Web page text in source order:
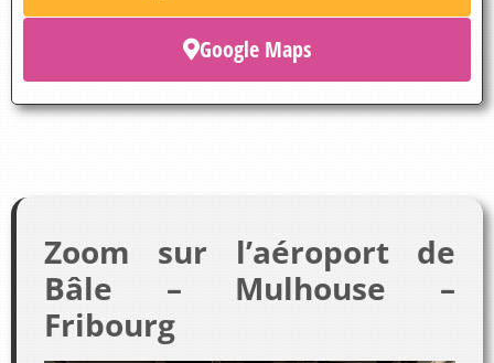
Google Maps
Zoom sur l’aéroport de
Bâle – Mulhouse –
Fribourg